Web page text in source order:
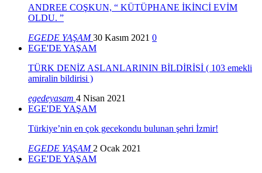
ANDREE COŞKUN, “ KÜTÜPHANE İKİNCİ EVİM
OLDU. ”
EGEDE YAŞAM30 Kasım 2021 0
EGE'DE YAŞAM
TÜRK DENİZ ASLANLARININ BİLDİRİSİ ( 103 emekli
amiralin bildirisi )
egedeyasam 4 Nisan 2021
EGE'DE YAŞAM
Türkiye’nin en çok gecekondu bulunan şehri İzmir!
EGEDE YAŞAM 2 Ocak 2021
EGE'DE YAŞAM